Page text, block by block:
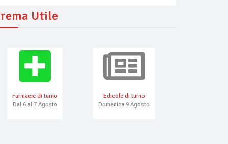
Utile
Farmacie di turno
Dal 6 al 7 Agosto
Edicole di turno
Domenica 9 Agosto